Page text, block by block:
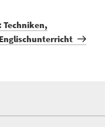
Techniken,